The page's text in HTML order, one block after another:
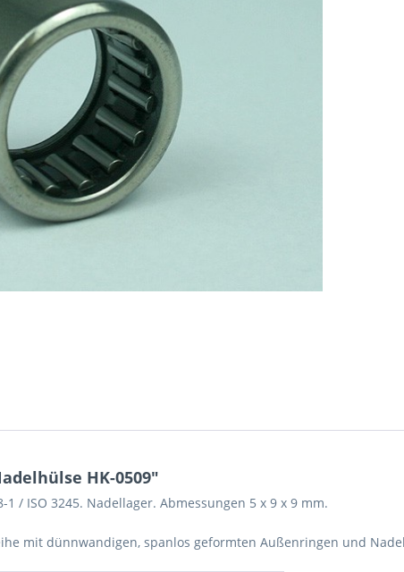
HK-0509"
1 / ISO 3245. Nadellager. Abmessungen 5 x 9 x 9 mm.
mit dünnwandigen, spanlos geformten Außenringen und